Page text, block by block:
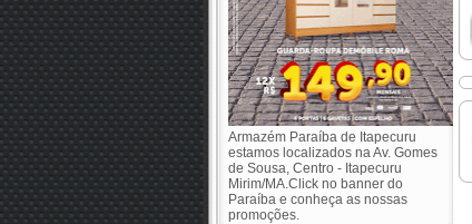
Armazém Paraíba de Itapecuru
estamos localizados na Av. Gomes
de Sousa, Centro - Itapecuru
Mirim/MA.Click no banner do
Paraíba e conheça as nossas
promoções.